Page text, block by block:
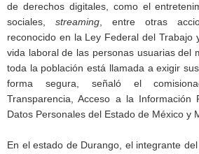
de derechos digitales, como el
sociales, streaming , entre otras
reconocido en la Ley Federal del Trabajo
vida laboral de las personas usuarias del
toda la población está llamada a exigir
forma segura, señaló el
Transparencia, Acceso a la Información
Datos Personales del Estado de México y
En el estado de Durango, el integrante